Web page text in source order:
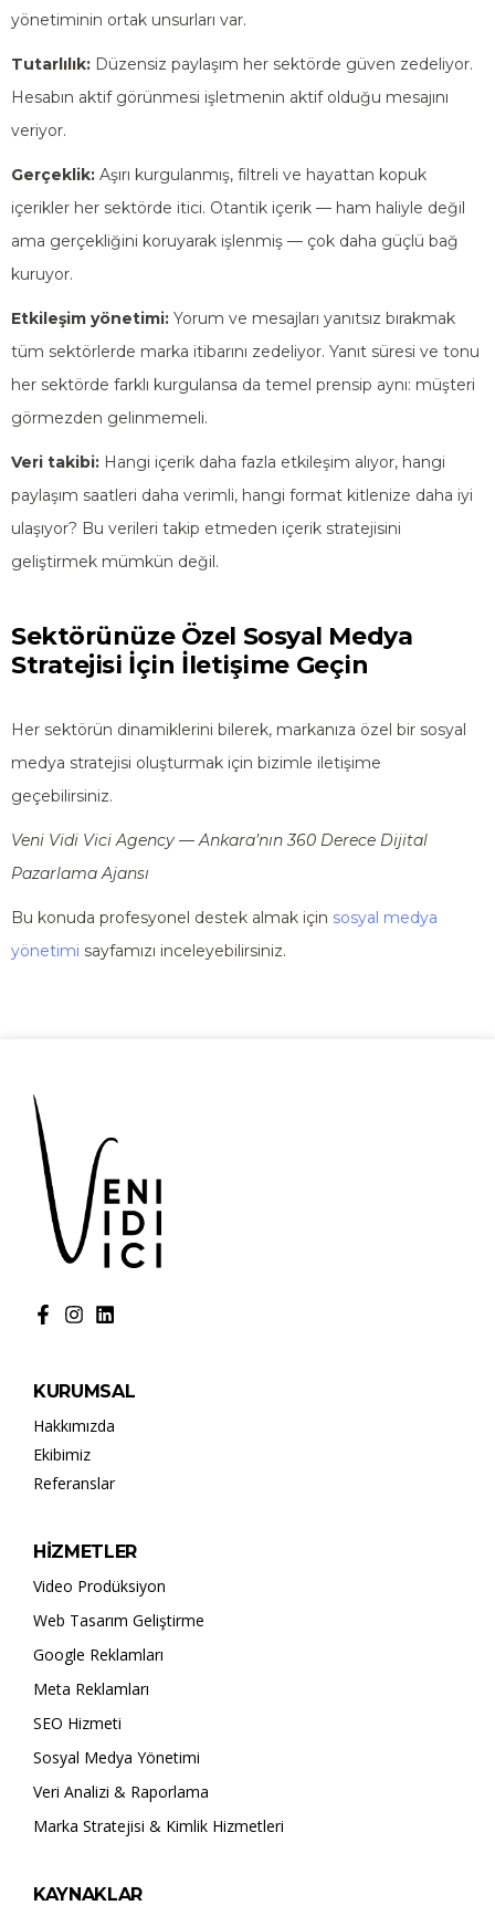
yönetiminin ortak unsurları var.
Tutarlılık: Düzensiz paylaşım her sektörde güven zedeliyor.
Hesabın aktif görünmesi işletmenin aktif olduğu mesajını
veriyor.
Gerçeklik: Aşırı kurgulanmış, filtreli ve hayattan kopuk
içerikler her sektörde itici. Otantik içerik — ham haliyle değil
ama gerçekliğini koruyarak işlenmiş — çok daha güçlü bağ
kuruyor.
Etkileşim yönetimi: Yorum ve mesajları yanıtsız bırakmak
tüm sektörlerde marka itibarını zedeliyor. Yanıt süresi ve tonu
her sektörde farklı kurgulansa da temel prensip aynı: müşteri
görmezden gelinmemeli.
Veri takibi: Hangi içerik daha fazla etkileşim alıyor, hangi
paylaşım saatleri daha verimli, hangi format kitlenize daha iyi
ulaşıyor? Bu verileri takip etmeden içerik stratejisini
geliştirmek mümkün değil.
Sektörünüze Özel Sosyal Medya
Stratejisi İçin İletişime Geçin
Her sektörün dinamiklerini bilerek, markanıza özel bir sosyal
medya stratejisi oluşturmak için bizimle iletişime
geçebilirsiniz.
Veni Vidi Vici Agency — Ankara’nın 360 Derece Dijital
Pazarlama Ajansı
Bu konuda profesyonel destek almak için sosyal medya
yönetimi sayfamızı inceleyebilirsiniz.
KURUMSAL
Hakkımızda
Ekibimiz
Referanslar
HİZMETLER
Video Prodüksiyon
Web Tasarım Geliştirme
Google Reklamları
Meta Reklamları
SEO Hizmeti
Sosyal Medya Yönetimi
Veri Analizi & Raporlama
Marka Stratejisi & Kimlik Hizmetleri
KAYNAKLAR